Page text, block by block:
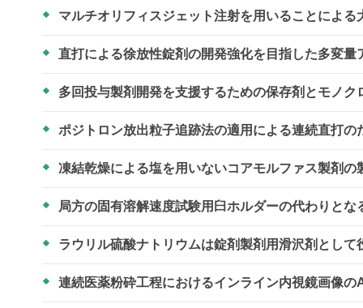
マルチオリフィスジェット注射を用いることによ
直打による徐放性錠剤の開発強化を目指した多変
多回投与製剤開発を支援するための保存剤とモノ
ポジトロン放出粒子追跡法の適用による連続直打
凍結乾燥による塩を用いないコアモルファス製剤の
局方の固有溶解速度試験用臼ホルダーの代わりと
ラウリル硫酸ナトリウムは錠剤製剤用滑沢剤として
連続医薬粉砕工程におけるインライン内視鏡画像